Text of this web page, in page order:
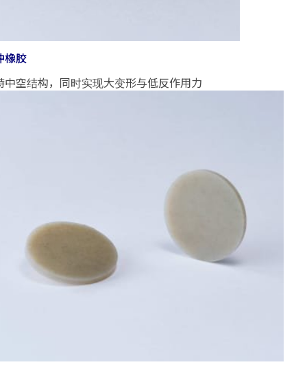
橡胶
中空结构，同时实现大变形与低反作用力